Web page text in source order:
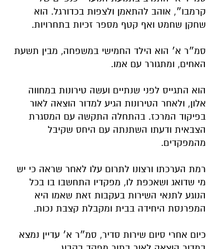
קרמבו״, אוהב להתאמן ולצפות בכדורגל. הוא
שחקן שחמט ואף קטף מספר זכיות בתחרויות.
סמ״ר א׳ הוא הילד החמישי במשפחה, מבין תשעת
האחים, ומתגורר עם אמו.
הוא התגייס לפני שנתיים ועשה טירונות במחווה
אלון, ולאחר הטירונות הגיע למדור הוצאה לאור
בפיקוד המרכז. בהתחלה התקשה עם המסגרת
הצבאית ודעתו השתנתה עם היחס שקיבל
מהמפקדים.
רמת הערכתו ורצונו לתרום עלו לאחר שראה כי יש
מי שדואג ושאכפת לו, מפקדיו התחשבו בו בכל
הנוגע לתנאי השירות בעקבות זאת שאמו היא
המפרנסת היחידה בבית ומקבלת קצבת נכות.
כיום אחרי סיום שירות סדיר, סמ״ר א׳ עדיין נמצא